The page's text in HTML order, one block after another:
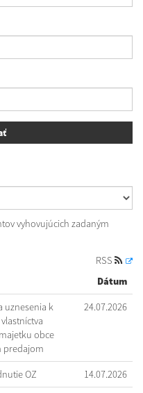
vyhovujúcich zadaným
RSS
Dátum
uznesenia k
obce
predajom
24.07.2026
OZ 14.07.2026